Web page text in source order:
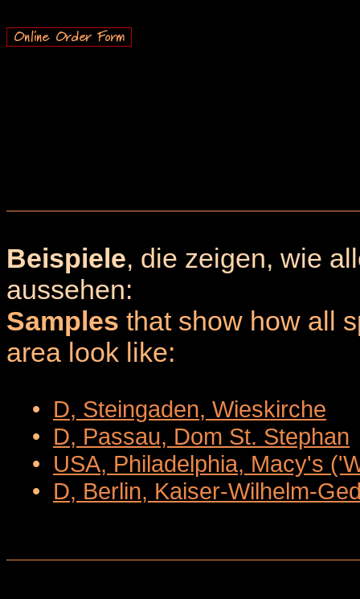
Beispiele, die zeigen, wie
aussehen:
Samples that show how all
area look like:
• D, Steingaden, Wieskirche
• D, Passau, Dom St. Stephan
• USA, Philadelphia, Macy's
• D, Berlin, Kaiser-Wilhelm-